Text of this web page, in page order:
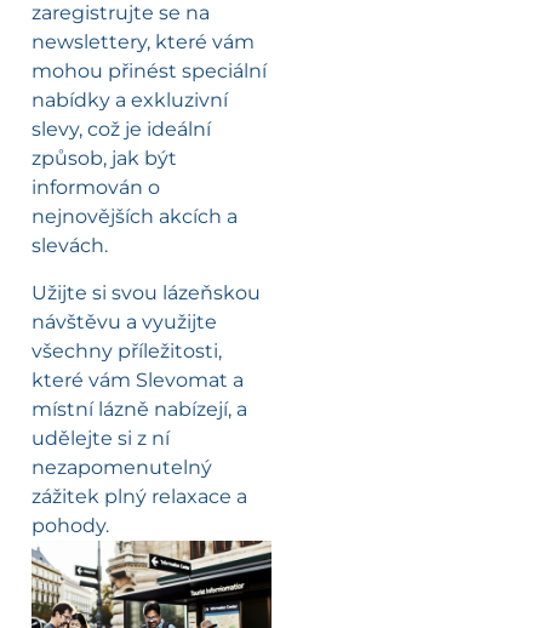
zaregistrujte se na
newslettery, které vám
mohou přinést speciální
nabídky a exkluzivní
slevy, což je ideální
způsob, jak být
informován o
nejnovějších akcích a
slevách.
Užijte si svou lázeňskou
návštěvu a využijte
všechny příležitosti,
které vám Slevomat a
místní lázně nabízejí, a
udělejte si z ní
nezapomenutelný
zážitek plný relaxace a
pohody.